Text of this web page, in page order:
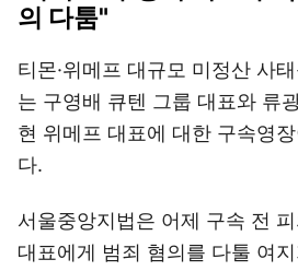
의 다툼"
티몬·위메프 대규모 미정산 사
는 구영배 큐텐 그룹 대표와 류
현 위메프 대표에 대한 구속영
다.
서울중앙지법은 어제 구속 전
대표에게 범죄 혐의를 다툴 여